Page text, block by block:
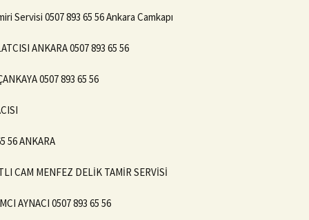
Servisi 0507 893 65 56 Ankara Camkapı
ANKARA 0507 893 65 56
0507 893 65 56
56 ANKARA
CAM MENFEZ DELİK TAMİR SERVİSİ
AYNACI 0507 893 65 56